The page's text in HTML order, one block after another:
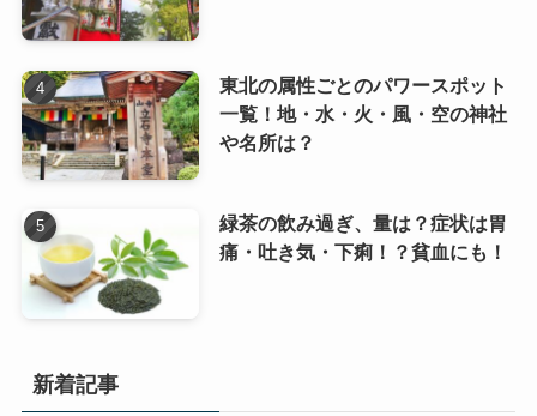
東北の属性ごとのパワースポット
一覧！地・水・火・風・空の神社
や名所は？
緑茶の飲み過ぎ、量は？症状は胃
痛・吐き気・下痢！？貧血にも！
新着記事